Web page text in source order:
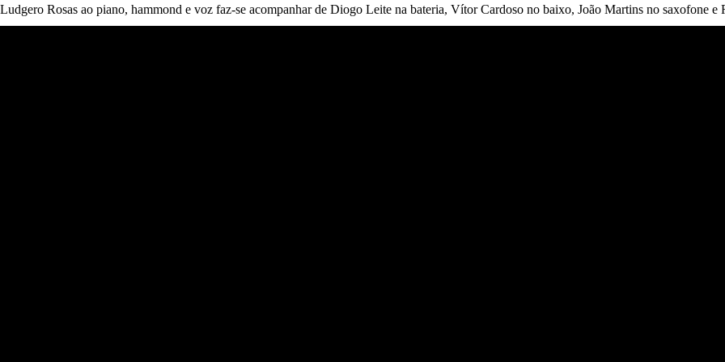
Ludgero Rosas ao piano, hammond e voz faz-se acompanhar de Diogo Leite na bateria, Vítor Cardoso no baixo, João Martins no saxofone e